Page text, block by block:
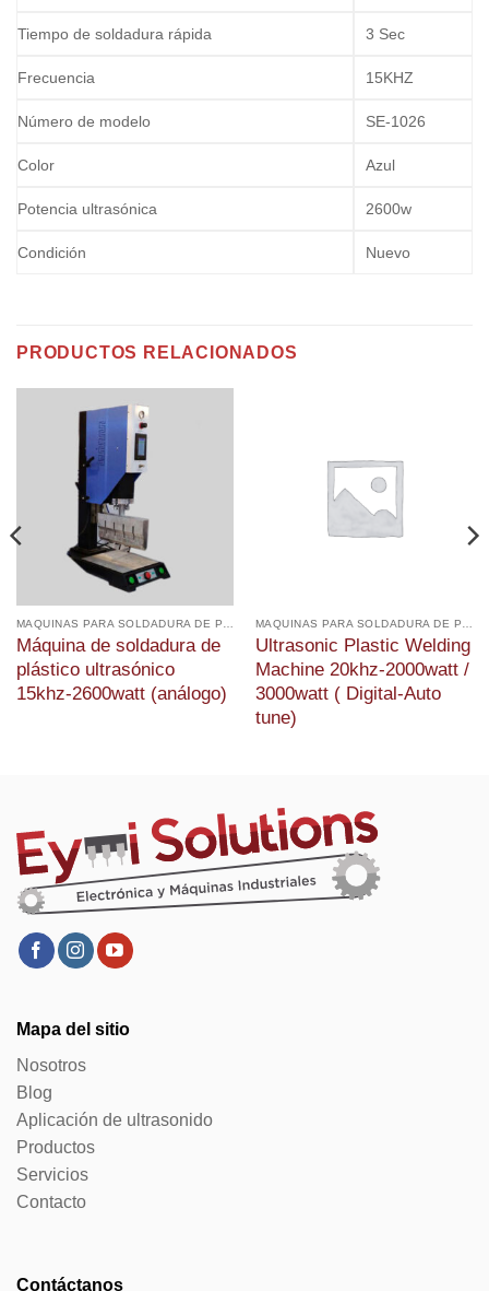
Tiempo de soldadura rápida 3 Sec
Frecuencia 15KHZ
Número de modelo SE-1026
Color Azul
Potencia ultrasónica 2600w
Condición Nuevo
PRODUCTOS RELACIONADOS
Máquina de soldadura de
plástico ultrasónico
15khz-2600watt (análogo)
Ultrasonic Plastic Welding
Machine 20khz-2000watt /
3000watt ( Digital-Auto
tune)
Mapa del sitio
Nosotros
Blog
Aplicación de ultrasonido
Productos
Servicios
Contacto
Contáctanos